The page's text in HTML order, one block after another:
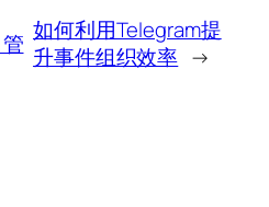
如何利用Telegram提
升事件组织效率 →